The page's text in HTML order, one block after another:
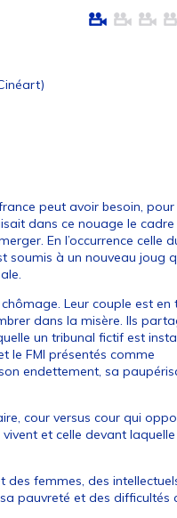
peut avoir besoin, pour
dans ce nouage le cadre
En l’occurrence celle
soumis à un nouveau joug
Leur couple est en
dans la misère. Ils
un tribunal fictif est
le FMI présentés comme
endettement, sa
cour versus cour qui
et celle devant laquelle
femmes, des
pauvreté et des difficultés